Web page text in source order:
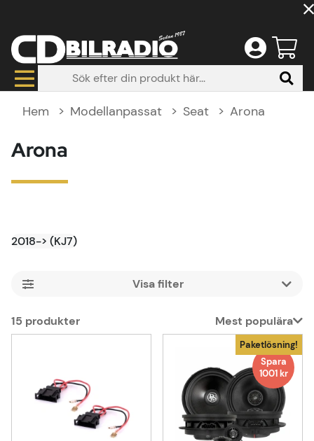
Hem Modellanpassat Seat Arona
Arona
2018-> (KJ7)
Filtrera
15 produkter
Mest populära
Paketlösning!
Spara
1001 kr